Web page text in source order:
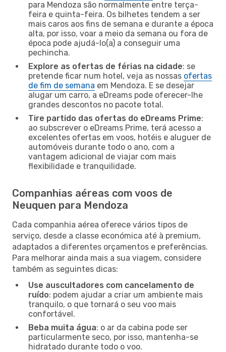
para Mendoza são normalmente entre terça-
feira e quinta-feira. Os bilhetes tendem a ser
mais caros aos fins de semana e durante a época
alta, por isso, voar a meio da semana ou fora de
época pode ajudá-lo(a) a conseguir uma
pechincha.
Explore as ofertas de férias na cidade: se
pretende ficar num hotel, veja as nossas ofertas
de fim de semana em Mendoza. E se desejar
alugar um carro, a eDreams pode oferecer-lhe
grandes descontos no pacote total.
Tire partido das ofertas do eDreams Prime:
ao subscrever o eDreams Prime, terá acesso a
excelentes ofertas em voos, hotéis e aluguer de
automóveis durante todo o ano, com a
vantagem adicional de viajar com mais
flexibilidade e tranquilidade.
Companhias aéreas com voos de
Neuquen para Mendoza
Cada companhia aérea oferece vários tipos de
serviço, desde a classe económica até à premium,
adaptados a diferentes orçamentos e preferências.
Para melhorar ainda mais a sua viagem, considere
também as seguintes dicas:
Use auscultadores com cancelamento de
ruído: podem ajudar a criar um ambiente mais
tranquilo, o que tornará o seu voo mais
confortável.
Beba muita água: o ar da cabina pode ser
particularmente seco, por isso, mantenha-se
hidratado durante todo o voo.